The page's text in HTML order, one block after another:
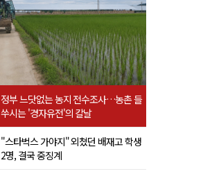
정부 느닷없는 농지 전수조사…농촌 들
쑤시는 '경자유전'의 칼날
"스타벅스 가야지" 외쳤던 배재고 학생
2명, 결국 중징계